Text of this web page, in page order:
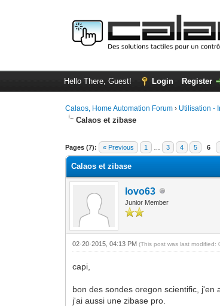
Hello There, Guest! Login Register
Calaos, Home Automation Forum › Utilisation -
Calaos et zibase
Pages (7): « Previous 1 3 4 5 6
0 Vote(s) - 0 Average
1
2
3
4
5
Calaos et zibase
lovo63
Junior Member
02-20-2015, 04:13 PM(This post was last
capi,
bon des sondes oregon scientific, j'en
j'ai aussi une zibase pro.